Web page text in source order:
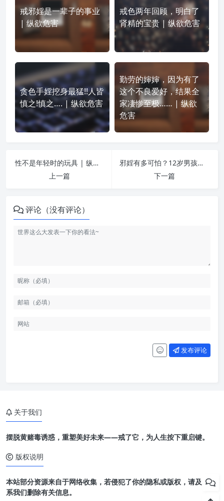
戒邪婬是一辈子的事业
| 纵欲危害
戒色两年回顾，明白了
肾精的宝贵 | 纵欲危害
贪色手婬挖身最猛!!人皆
慎之!慎之…. | 纵欲危害
勤劳的婶婶，因为有了
这个不良爱好，结果全
家凄惨至极…… | 纵欲
危害
性不是年轻时的玩具 | 纵欲危害
上一篇
邪婬有多可怕？12岁男孩女装性窒息死亡 | 纵欲危害
下一篇
评论（没有评论）
发布评论
关于我们
摆脱黄赌毒诱惑，重塑美好未来——戒了它，为人生按下重启键。
版权说明
本站部分资源来自于网络收集，若侵犯了你的隐私或版权，请及时联
系我们删除有关信息。